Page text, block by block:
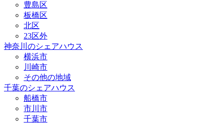
豊島区
板橋区
北区
23区外
神奈川のシェアハウス
横浜市
川崎市
その他の地域
千葉のシェアハウス
船橋市
市川市
千葉市